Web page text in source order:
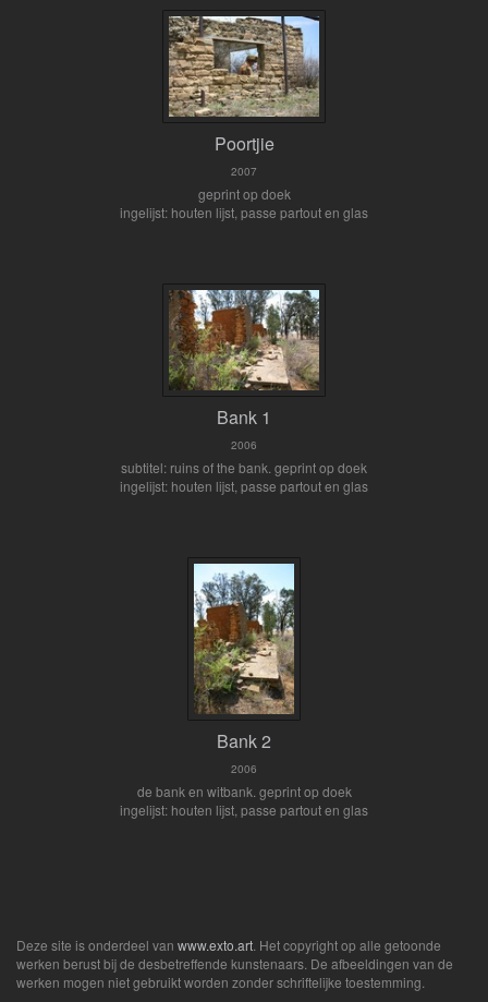
Poortjie
2007
geprint op doek
ingelijst: houten lijst, passe partout en glas
Bank 1
2006
subtitel: ruins of the bank. geprint op doek
ingelijst: houten lijst, passe partout en glas
Bank 2
2006
de bank en witbank. geprint op doek
ingelijst: houten lijst, passe partout en glas
Deze site is onderdeel van www.exto.art . Het copyright op alle getoonde
werken berust bij de desbetreffende kunstenaars. De afbeeldingen van de
werken mogen niet gebruikt worden zonder schriftelijke toestemming.